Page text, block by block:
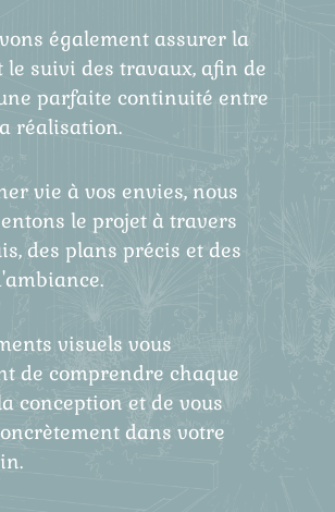
également assurer la
le suivi des travaux, afin de
parfaite continuité entre
réalisation.
vie à vos envies, nous
le projet à travers
des plans précis et des
visuels vous
de comprendre chaque
conception et de vous
dans votre